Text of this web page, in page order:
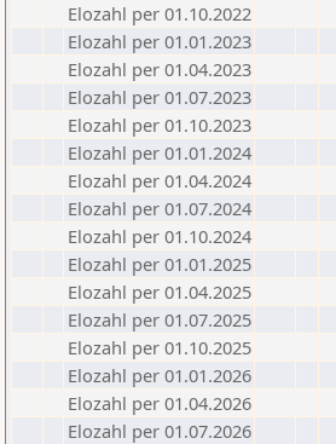
Elozahl per 01.10.2022
Elozahl per 01.01.2023
Elozahl per 01.04.2023
Elozahl per 01.07.2023
Elozahl per 01.10.2023
Elozahl per 01.01.2024
Elozahl per 01.04.2024
Elozahl per 01.07.2024
Elozahl per 01.10.2024
Elozahl per 01.01.2025
Elozahl per 01.04.2025
Elozahl per 01.07.2025
Elozahl per 01.10.2025
Elozahl per 01.01.2026
Elozahl per 01.04.2026
Elozahl per 01.07.2026